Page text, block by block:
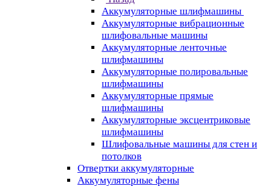
Аккумуляторные шлифмашины
Аккумуляторные вибрационные
шлифовальные машины
Аккумуляторные ленточные
шлифмашины
Аккумуляторные полировальные
шлифмашины
Аккумуляторные прямые
шлифмашины
Аккумуляторные эксцентриковые
шлифмашины
Шлифовальные машины для стен и
потолков
Отвертки аккумуляторные
Аккумуляторные фены